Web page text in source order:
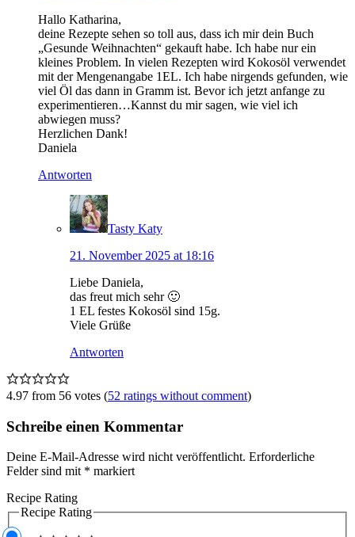
Hallo Katharina,
deine Rezepte sehen so toll aus, dass ich mir dein Buch
„Gesunde Weihnachten“ gekauft habe. Ich habe nur ein
kleines Problem. In vielen Rezepten wird Kokosöl verwendet
mit der Mengenangabe 1EL. Ich habe nirgends gefunden, wie
viel Öl das dann in Gramm ist. Bevor ich jetzt anfange zu
experimentieren…Kannst du mir sagen, wie viel ich
abwiegen muss?
Herzlichen Dank!
Daniela
Antworten
Tasty Katy
21. November 2025 at 18:16
Liebe Daniela,
das freut mich sehr 🙂
1 EL festes Kokosöl sind 15g.
Viele Grüße
Antworten
4.97 from 56 votes (52 ratings without comment)
Schreibe einen Kommentar
Deine E-Mail-Adresse wird nicht veröffentlicht. Erforderliche
Felder sind mit * markiert
Recipe Rating
Recipe Rating